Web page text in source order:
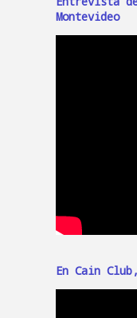
Montevideo
En Cain